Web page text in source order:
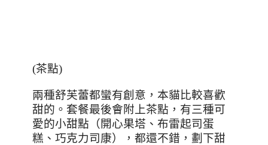
(茶點)
兩種舒芙蕾都蠻有創意，本貓比較喜歡
甜的。套餐最後會附上茶點，有三種可
愛的小甜點（開心果塔、布雷起司蛋
糕、巧克力司康），都還不錯，劃下甜